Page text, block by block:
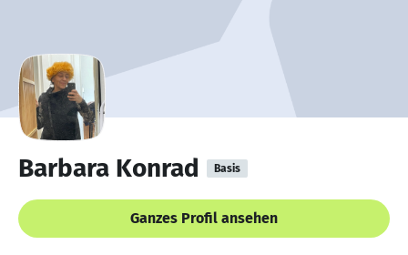
Barbara Konrad Basis
Ganzes Profil ansehen